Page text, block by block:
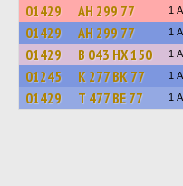
01429 АН 299 77 1
01429 АН 299 77 1
01429 В 043 НХ 150 1
01245 К 277 ВК 77 1
01429 Т 477 ВЕ 77 1